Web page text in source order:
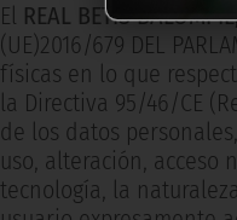
El REAL BETIS
(UE)2016/679 DEL
físicas en lo que
la Directiva 95/46/CE
de los datos
uso, alteración,
tecnología, la